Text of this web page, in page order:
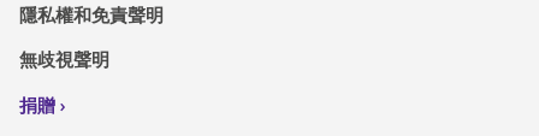
隱私權和免責聲明
無歧視聲明
捐贈